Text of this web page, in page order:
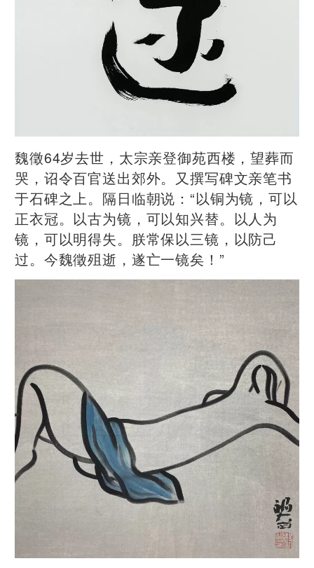
魏徵64岁去世，太宗亲登御苑西楼，望葬而
哭，诏令百官送出郊外。又撰写碑文亲笔书
于石碑之上。隔日临朝说：“以铜为镜，可以
正衣冠。以古为镜，可以知兴替。以人为
镜，可以明得失。朕常保以三镜，以防己
过。今魏徵殂逝，遂亡一镜矣！”